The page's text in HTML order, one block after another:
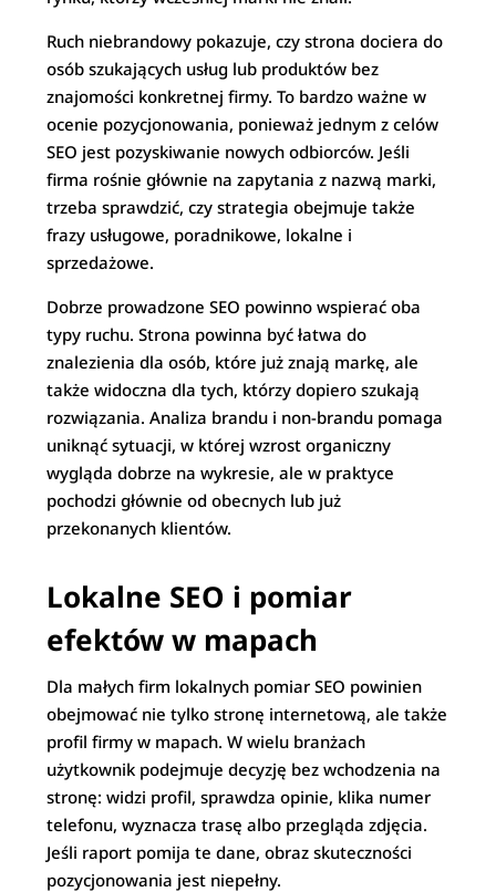
Ruch niebrandowy pokazuje, czy strona dociera do
osób szukających usług lub produktów bez
znajomości konkretnej firmy. To bardzo ważne w
ocenie pozycjonowania, ponieważ jednym z celów
SEO jest pozyskiwanie nowych odbiorców. Jeśli
firma rośnie głównie na zapytania z nazwą marki,
trzeba sprawdzić, czy strategia obejmuje także
frazy usługowe, poradnikowe, lokalne i
sprzedażowe.
Dobrze prowadzone SEO powinno wspierać oba
typy ruchu. Strona powinna być łatwa do
znalezienia dla osób, które już znają markę, ale
także widoczna dla tych, którzy dopiero szukają
rozwiązania. Analiza brandu i non-brandu pomaga
uniknąć sytuacji, w której wzrost organiczny
wygląda dobrze na wykresie, ale w praktyce
pochodzi głównie od obecnych lub już
przekonanych klientów.
Lokalne SEO i pomiar
efektów w mapach
Dla małych firm lokalnych pomiar SEO powinien
obejmować nie tylko stronę internetową, ale także
profil firmy w mapach. W wielu branżach
użytkownik podejmuje decyzję bez wchodzenia na
stronę: widzi profil, sprawdza opinie, klika numer
telefonu, wyznacza trasę albo przegląda zdjęcia.
Jeśli raport pomija te dane, obraz skuteczności
pozycjonowania jest niepełny.